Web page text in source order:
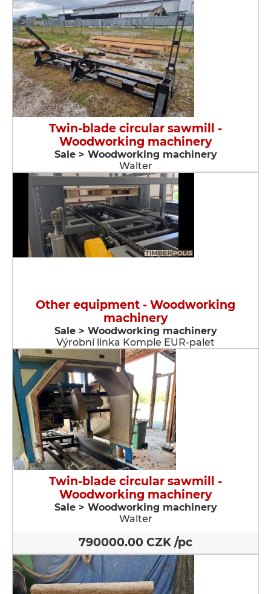
Twin-blade circular sawmill -
Woodworking machinery
Sale > Woodworking machinery
Walter
Other equipment - Woodworking
machinery
Sale > Woodworking machinery
Výrobní linka Komple EUR-palet
Twin-blade circular sawmill -
Woodworking machinery
Sale > Woodworking machinery
Walter
790000.00 CZK /pc